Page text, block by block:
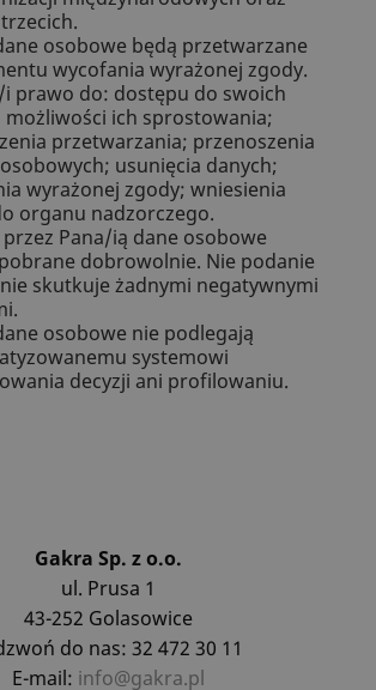
osobowe będą przetwarzane
wycofania wyrażonej zgody.
i prawo do: dostępu do swoich
możliwości ich sprostowania;
przetwarzania; przenoszenia
usunięcia danych;
wyrażonej zgody; wniesienia
organu nadzorczego.
przez Pana/ią dane osobowe
dobrowolnie. Nie podanie
skutkuje żadnymi negatywnymi
osobowe nie podlegają
systemowi
decyzji ani profilowaniu.
Gakra Sp. z o.o.
ul. Prusa 1
43-252 Golasowice
do nas: 32 472 30 11
E-mail: info@gakra.pl